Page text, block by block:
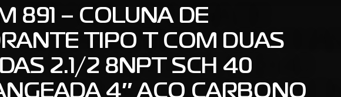
891 – COLUNA DE
TIPO T COM DUAS
2.1/2 8NPT SCH 40
4″ ACO CARBONO